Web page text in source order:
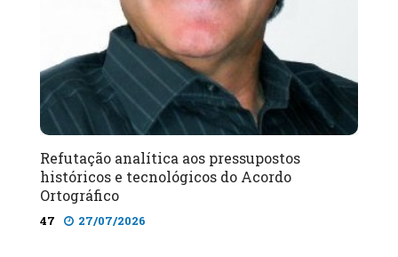
Refutação analítica aos pressupostos
históricos e tecnológicos do Acordo
Ortográfico
47 27/07/2026